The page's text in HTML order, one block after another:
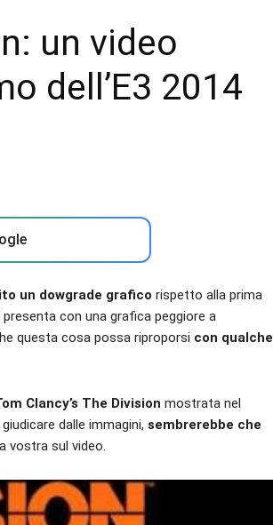
un video
dell’E3 2014
un dowgrade grafico rispetto alla prima
con una grafica peggiore a
questa cosa possa riproporsi con qualche
Clancy’s The Division mostrata nel
dalle immagini, sembrerebbe che
vostra sul video.